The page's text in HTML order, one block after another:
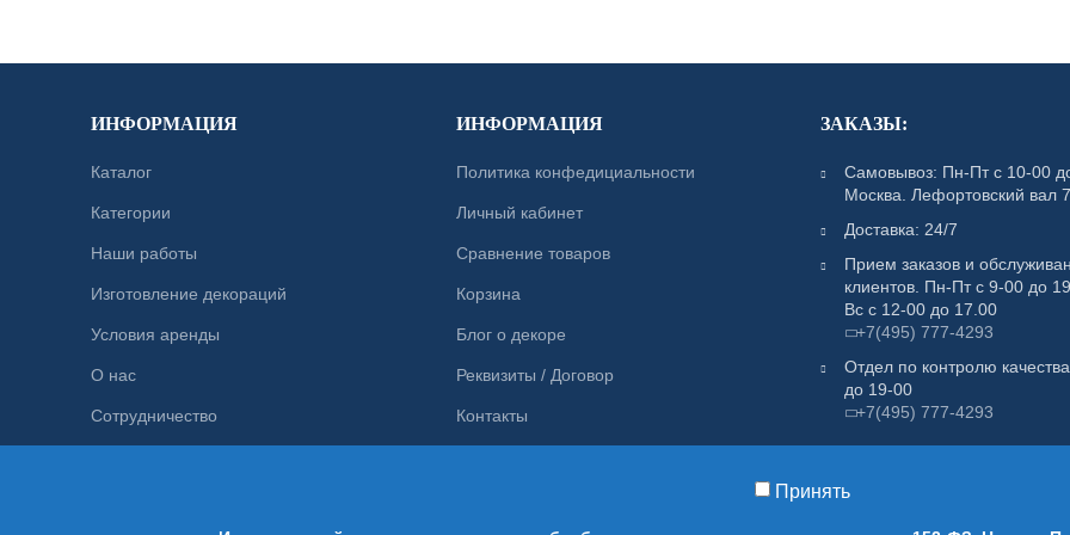
ИНФОРМАЦИЯ
Каталог
Категории
Наши работы
Изготовление декораций
Условия аренды
О нас
Сотрудничество
ИНФОРМАЦИЯ
Политика конфедициальности
Личный кабинет
Сравнение товаров
Корзина
Блог о декоре
Реквизиты / Договор
Контакты
ЗАКАЗЫ:
Самовывоз: Пн-Пт с 10-00
Москва. Лефортовский вал
Доставка: 24/7
Прием заказов и
клиентов. Пн-Пт с 9-00 до
Вс с 12-00 до 17.00
+7(495) 777-4293
Отдел по контролю
до 19-00
+7(495) 777-4293
Принять